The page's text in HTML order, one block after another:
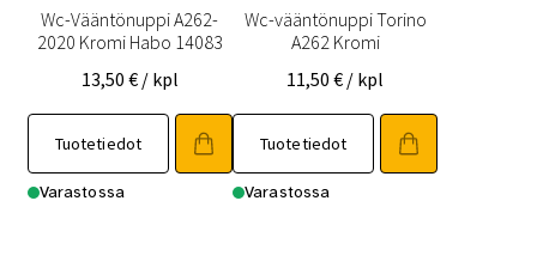
Wc-Vääntönuppi A262-
2020 Kromi Habo 14083
13,50 € / kpl
Tuotetiedot
Varastossa
Wc-vääntönuppi Torino
A262 Kromi
11,50€ / kpl
Tuotetiedot
Varastossa